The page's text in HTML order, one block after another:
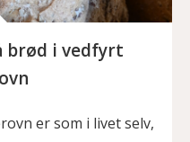
brød i vedfyrt
er som i livet selv,